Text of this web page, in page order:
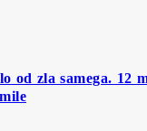
od zla samega. 12